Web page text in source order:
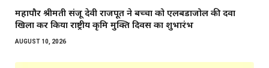
महापौर श्रीमती संजू देवी राजपूत ने बच्चों को एलबेंडाजोल की दवा
खिला कर किया राष्ट्रीय कृमि मुक्ति दिवस का शुभारंभ
AUGUST 10, 2026